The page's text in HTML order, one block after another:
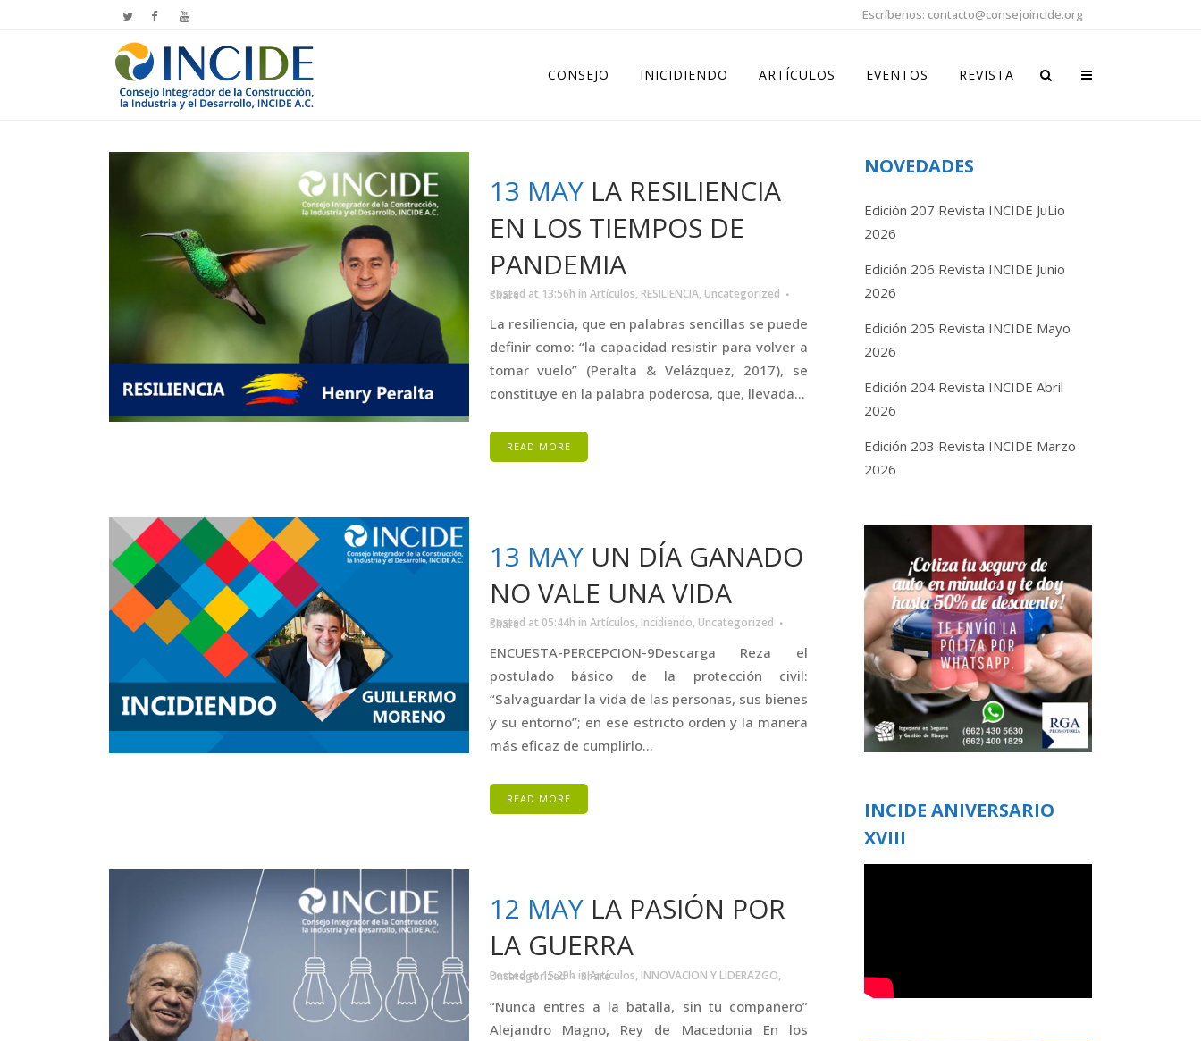
Escríbenos: contacto@consejoincide.org
CONSEJO INICIDIENDO ARTÍCULOS EVENTOS REVISTA
13 MAY LA RESILIENCIA
EN LOS TIEMPOS DE
PANDEMIA
Posted at 13:56h in Artículos, RESILIENCIA, Uncategorized
Share
La resiliencia, que en palabras sencillas se puede
definir como: “la capacidad resistir para volver a
tomar vuelo” (Peralta & Velázquez, 2017), se
constituye en la palabra poderosa, que, llevada...
READ MORE
13 MAY UN DÍA GANADO
NO VALE UNA VIDA
Posted at 05:44h in Artículos, Incidiendo, Uncategorized
Share
ENCUESTA-PERCEPCION-9Descarga Reza el
postulado básico de la protección civil:
“Salvaguardar la vida de las personas, sus bienes
y su entorno”; en ese estricto orden y la manera
más eficaz de cumplirlo...
READ MORE
12 MAY LA PASIÓN POR
LA GUERRA
Posted at 15:29h inArtículos, INNOVACION Y LIDERAZGO,
Uncategorized Share
“Nunca entres a la batalla, sin tu compañero”
Alejandro Magno, Rey de Macedonia En los
NOVEDADES
Edición 207 Revista INCIDE JuLio
2026
Edición 206 Revista INCIDE Junio
2026
Edición 205 Revista INCIDE Mayo
2026
Edición 204 Revista INCIDE Abril
2026
Edición 203 Revista INCIDE Marzo
2026
INCIDE ANIVERSARIO
XVIII